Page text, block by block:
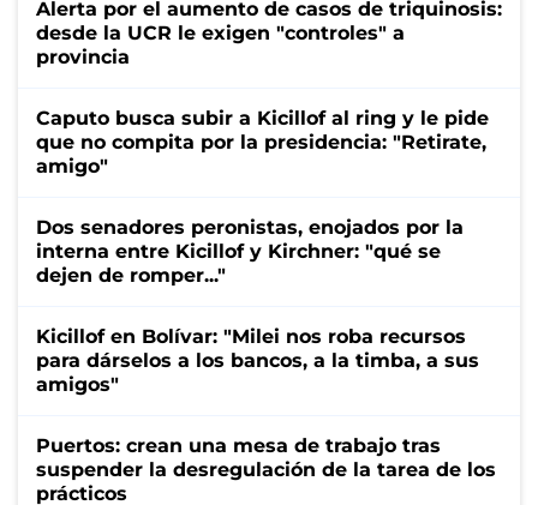
Alerta por el aumento de casos de triquinosis:
desde la UCR le exigen "controles" a
provincia
Caputo busca subir a Kicillof al ring y le pide
que no compita por la presidencia: "Retirate,
amigo"
Dos senadores peronistas, enojados por la
interna entre Kicillof y Kirchner: "qué se
dejen de romper..."
Kicillof en Bolívar: "Milei nos roba recursos
para dárselos a los bancos, a la timba, a sus
amigos"
Puertos: crean una mesa de trabajo tras
suspender la desregulación de la tarea de los
prácticos